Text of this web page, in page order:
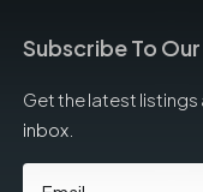
Subscribe To
Get the latest
inbox.